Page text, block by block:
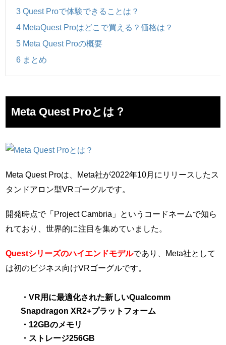
3 Quest Proで体験できることは？
4 MetaQuest Proはどこで買える？価格は？
5 Meta Quest Proの概要
6 まとめ
Meta Quest Proとは？
Meta Quest Proは、Meta社が2022年10月にリリースしたス
タンドアロン型VRゴーグルです。
開発時点で「Project Cambria」というコードネームで知ら
れており、世界的に注目を集めていました。
Questシリーズのハイエンドモデルであり、Meta社として
は初のビジネス向けVRゴーグルです。
・VR用に最適化された新しいQualcomm
Snapdragon XR2+プラットフォーム
・12GBのメモリ
・ストレージ256GB